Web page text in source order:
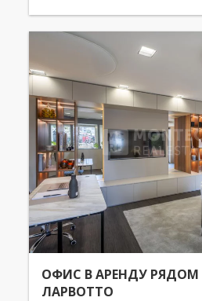
ОФИС В АРЕНДУ
ЛАРВОТТО